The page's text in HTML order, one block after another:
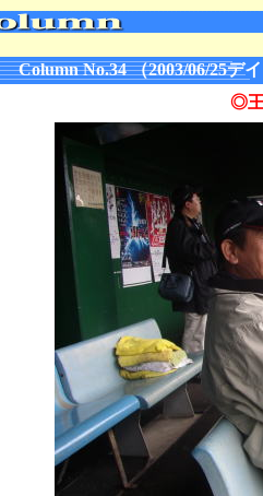
Column No.34 （2003/06/25デ
◎王